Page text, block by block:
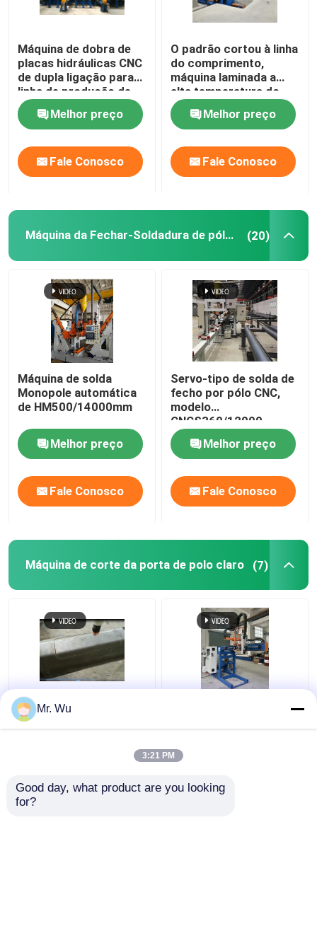
Máquina de dobra de
placas hidráulicas CNC
de dupla ligação para
linha de produção de
postes de luz
Melhor preço
Fale Conosco
O padrão cortou à linha
do comprimento,
máquina laminada a
alta temperatura do
pólo claro de aço
suave para 6m 8m 14m
Melhor preço
Fale Conosco
Máquina da Fechar-Soldadura de pólo claro (20)
Máquina de solda
Monopole automática
de HM500/14000mm
Melhor preço
Fale Conosco
Servo-tipo de solda de
fecho por pólo CNC,
modelo
CNCS360/12000
Melhor preço
Fale Conosco
Máquina de corte da porta de polo claro (7)
Máquina de corte de
porta de pólo leve CNC
360 graus
Mr. Wu
3:21 PM
Good day, what product are you looking
for?